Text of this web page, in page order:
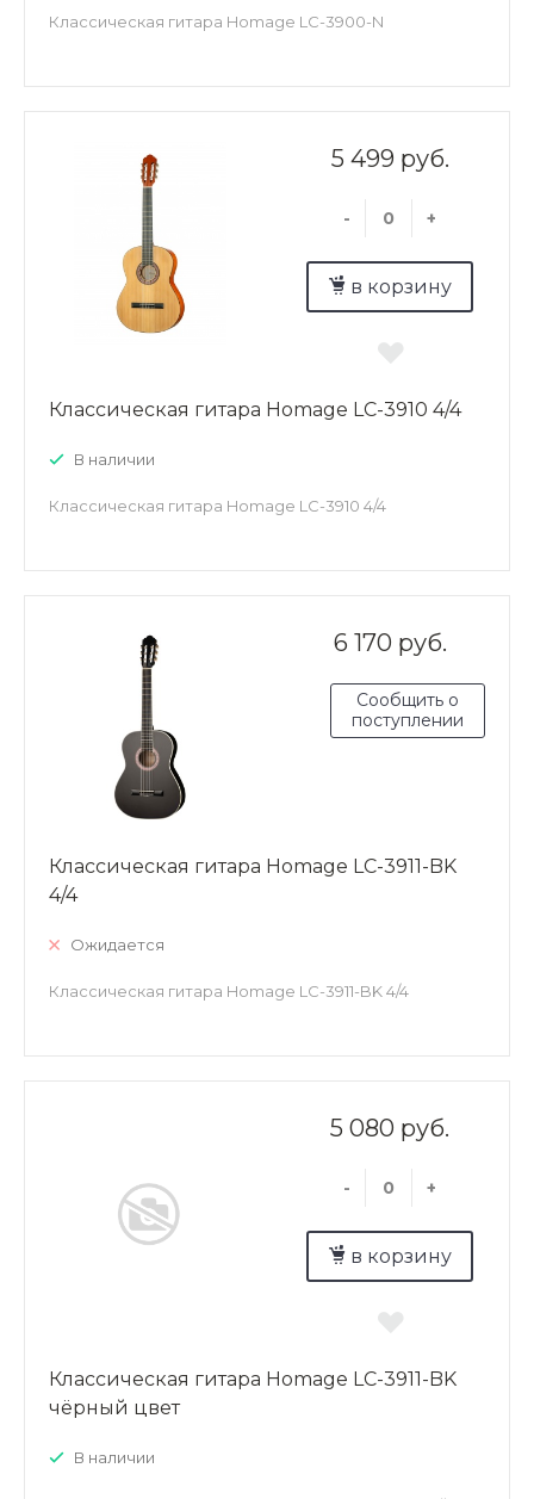
Классическая гитара Homage LC-3900-N
5 499 руб.
- +
в корзину
Классическая гитара Homage LC-3910 4/4
В наличии
Классическая гитара Homage LC-3910 4/4
6 170 руб.
Сообщить о
поступлении
Классическая гитара Homage LC-3911-BK
4/4
Ожидается
Классическая гитара Homage LC-3911-BK 4/4
5 080 руб.
- +
в корзину
Классическая гитара Homage LC-3911-BK
чёрный цвет
В наличии